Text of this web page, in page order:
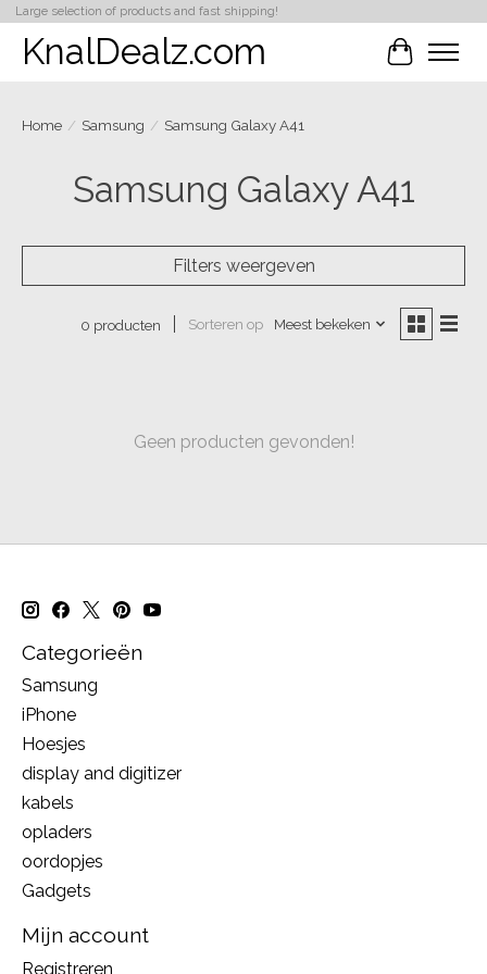
Large selection of products and fast shipping!
KnalDealz.com
Home / Samsung / Samsung Galaxy A41
Samsung Galaxy A41
Filters weergeven
0 producten Sorteren op Meest bekeken
Geen producten gevonden!
Categorieën
Samsung
iPhone
Hoesjes
display and digitizer
kabels
opladers
oordopjes
Gadgets
Mijn account
Registreren